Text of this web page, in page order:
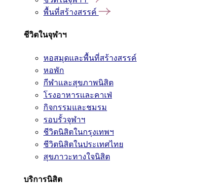
พื้นที่สร้างสรรค์
ชีวิตในจุฬาฯ
หอสมุดและพื้นที่สร้างสรรค์
หอพัก
กีฬาและสุขภาพนิสิต
โรงอาหารและคาเฟ่
กิจกรรมและชมรม
รอบรั้วจุฬาฯ
ชีวิตนิสิตในกรุงเทพฯ
ชีวิตนิสิตในประเทศไทย
สุขภาวะทางใจนิสิต
บริการนิสิต